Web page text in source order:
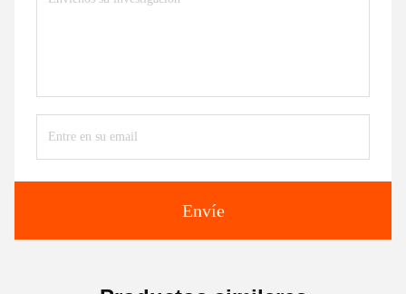
Envíe